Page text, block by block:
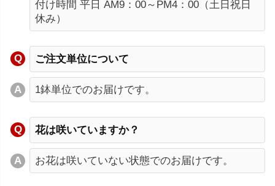
付け時間 平日 AM9：00～PM4：00（土日祝日
休み）
ご注文単位について
1鉢単位でのお届けです。
花は咲いていますか？
お花は咲いていない状態でのお届けです。